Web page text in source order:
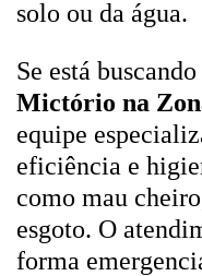
solo ou da água.
Se está buscando
Mictório na
equipe
eficiência e
como mau
esgoto. O
forma